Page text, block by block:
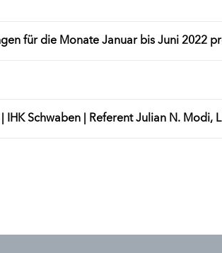
für die Monate Januar bis Juni 2022
Schwaben | Referent Julian N. Modi,